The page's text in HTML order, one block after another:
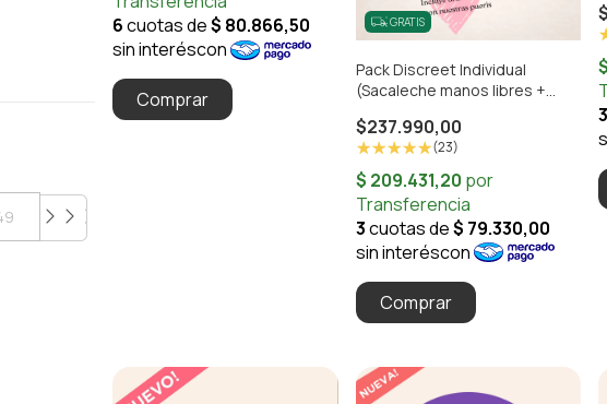
Comprar
GRATIS
Pack Discreet Individual
(Sacaleche manos libres +
25u.)
$237.990,00
(23)